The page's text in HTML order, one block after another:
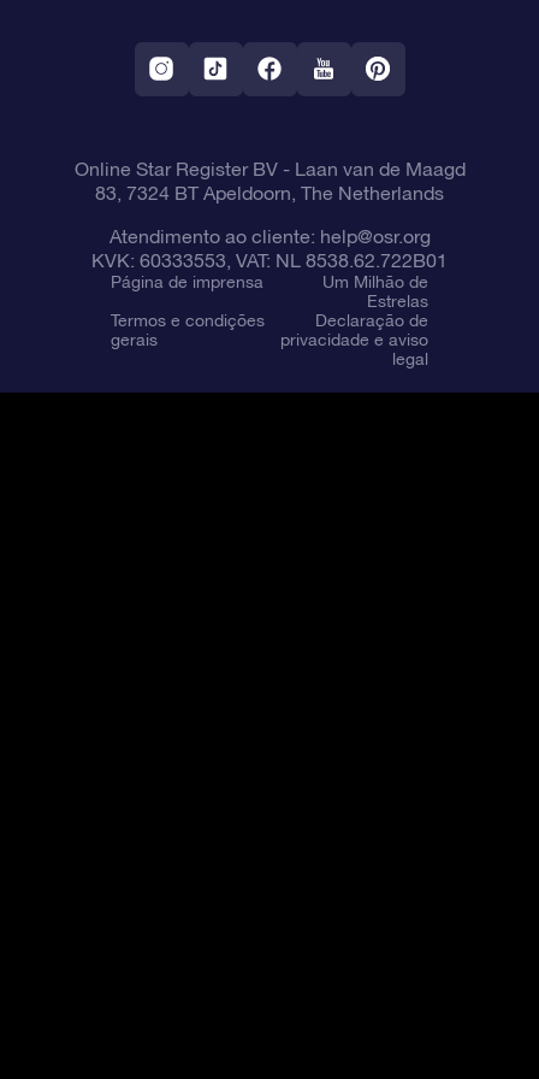
Aplicativo RV Fly me to the stars
Constelações
Online Star Register BV- Laan van de Maagd
83, 7324 BT Apeldoorn, The Netherlands
Atendimento ao cliente: help@osr.org
KVK: 60333553, VAT: NL 8538.62.722B01
Página de imprensa
Um Milhão de
Estrelas
Termos e condições
gerais
Declaração de
privacidade e aviso
legal